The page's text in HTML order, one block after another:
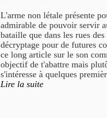
L'arme non létale présente
admirable de pouvoir servir
bataille que dans les rues
décryptage pour de futures
ce long article sur le son
objectif de t'abattre mais
s'intéresse à quelques
Lire la suite